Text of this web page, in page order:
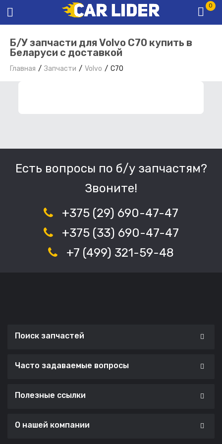
0
Б/У запчасти для Volvo C70 купить в
Беларуси с доставкой
Главная Запчасти Volvo C70
Есть вопросы по б/у запчастям?
Звоните!
+375 (29) 690-47-47
+375 (33) 690-47-47
+7 (499) 321-59-48
Поиск запчастей
Часто задаваемые вопросы
Полезные ссылки
О нашей компании